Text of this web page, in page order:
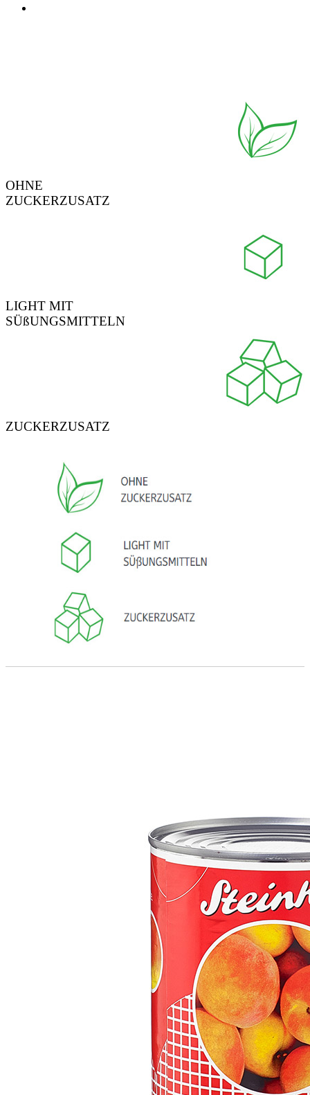
OHNE
ZUCKERZUSATZ
LIGHT MIT
SÜßUNGSMITTELN
ZUCKERZUSATZ